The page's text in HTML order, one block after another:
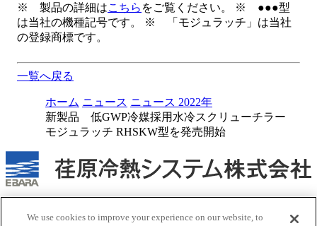
※ 製品の詳細はこちら をご覧ください。 ※ ●●●型
は当社の機種記号です。 ※ 「モジュラッチ」は当社
の登録商標です。
一覧へ戻る
ホーム ニュース ニュース 2022年
新製品 低GWP冷媒採用水冷スクリューチラー
モジュラッチ RHSKW型を発売開始
合わせはご遠慮ください
We use cookies to improve your experience on our website, to